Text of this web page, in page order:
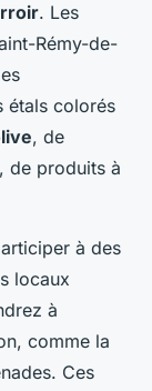
. Les
Rémy-de-
étals colorés
, de
de produits à
à des
locaux
à
comme la
Ces